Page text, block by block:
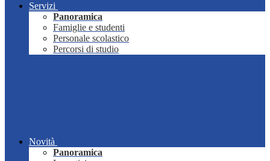
Servizi
Panoramica
Famiglie e studenti
Personale scolastico
Percorsi di studio
Novità
Panoramica